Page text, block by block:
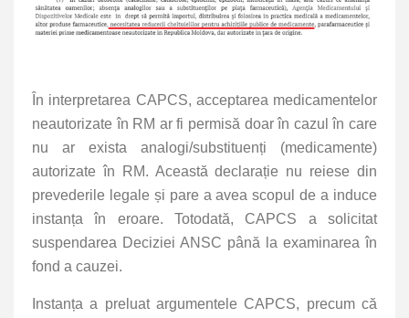
În interpretarea CAPCS, acceptarea medicamentelor
neautorizate în RM ar fi permisă doar în cazul în care
nu ar exista analogi/substituenți (medicamente)
autorizate în RM. Această declarație nu reiese din
prevederile legale și pare a avea scopul de a induce
instanța în eroare. Totodată, CAPCS a solicitat
suspendarea Deciziei ANSC până la examinarea în
fond a cauzei.
Instanța a preluat argumentele CAPCS, precum că